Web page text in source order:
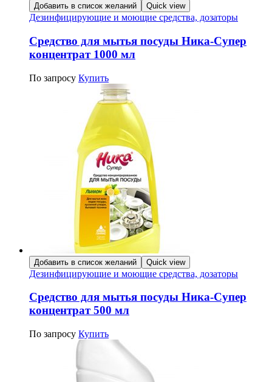
Добавить в список желаний Quick view
Дезинфицирующие и моющие средства, дозаторы
Средство для мытья посуды Ника-Супер
концентрат 1000 мл
По запросу Купить
Добавить в список желаний Quick view
Дезинфицирующие и моющие средства, дозаторы
Средство для мытья посуды Ника-Супер
концентрат 500 мл
По запросу Купить